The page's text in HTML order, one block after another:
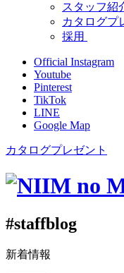
スタッフ紹
カタログプ
採用
Official Instagram
Youtube
Pinterest
TikTok
LINE
Google Map
カタログプレゼント
#staffblog
新着情報